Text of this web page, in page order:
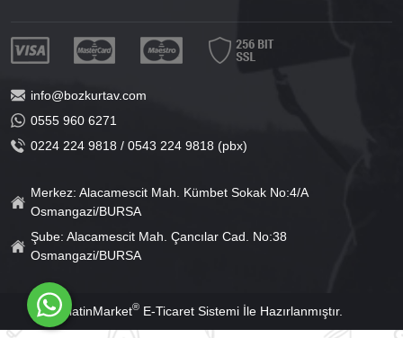
info@bozkurtav.com
0555 960 6271
0224 224 9818 / 0543 224 9818 (pbx)
Merkez: Alacamescit Mah. Kümbet Sokak No:4/A
Osmangazi/BURSA
Şube: Alacamescit Mah. Çancılar Cad. No:38
Osmangazi/BURSA
PlatinMarket®E-Ticaret Sistemiİle Hazırlanmıştır.